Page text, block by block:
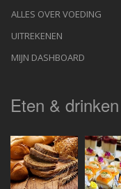
ALLES OVER VOEDING
UITREKENEN
MIJN DASHBOARD
Eten & drinken